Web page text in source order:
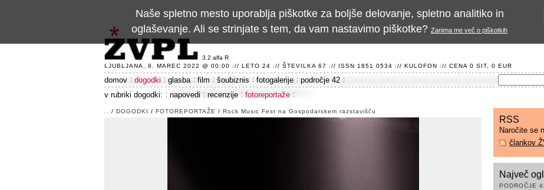
3.2 alfa R
LJUBLJANA, 8. MAREC 2022 @ 00:00 :// LETO 24 :// ŠTEVILKA 67 :// ISSN 1851 0534 :// KULOFON :// CENA 0 SIT, 0 EUR
domov dogodki glasba film šoubiznis fotogalerije
področje 42
v rubriki dogodki:
napovedi recenzije fotoreportaže
/ DOGODKI / FOTOREPORTAŽE / Rock Music Fest na Gospodarskem razstavišču
RSS
Naročite se
člankov
Največ
PODROČJE
Naše spletno mesto uporablja piškotke za boljše delovanje, spletno analitiko in
oglaševanje. Ali se strinjate s tem, da vam nastavimo piškotke? Zanima me več o piškotkih